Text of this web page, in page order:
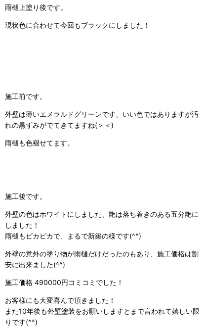
雨樋上塗り後です。
現状色に合わせて今回もブラックにしました！
施工前です。
外壁は薄いエメラルドグリーンです、いい色ではありますが汚
れの黒ずみがでてきてますね(＞＜)
雨樋も色褪せてます。
施工後です。
外壁の色はホワイトにしました、艶は落ち着きのある五分艶に
しました！
雨樋もピカピカで、まるで新築の様です(^^)
外壁の意外の塗り物が雨樋だけだったのもあり、施工価格は割
安に出来ました(^^)
施工価格 490000円コミコミでした！
お客様にも大変喜んで頂きました！
また10年後も外壁塗装をお願いしますとまで言われて嬉しい限
りです(^^)